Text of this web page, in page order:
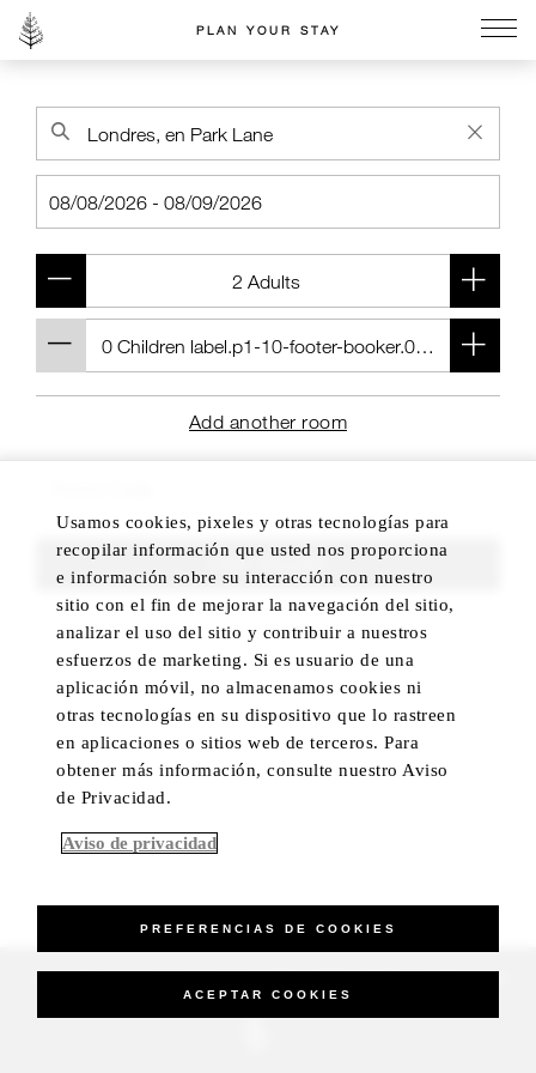
PLAN YOUR STAY
Add another room
FIND ROOMS
_Four Seasons Hotels Limited 1997-2026. All Rights Reserved.
Usamos cookies, pixeles y otras tecnologías para
recopilar información que usted nos proporciona
e información sobre su interacción con nuestro
sitio con el fin de mejorar la navegación del sitio,
analizar el uso del sitio y contribuir a nuestros
esfuerzos de marketing. Si es usuario de una
aplicación móvil, no almacenamos cookies ni
otras tecnologías en su dispositivo que lo rastreen
en aplicaciones o sitios web de terceros. Para
obtener más información, consulte nuestro Aviso
de Privacidad.
Aviso de privacidad
PREFERENCIAS DE COOKIES
ACEPTAR COOKIES